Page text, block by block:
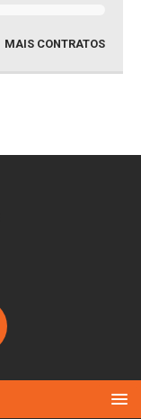
MAIS CONTRATOS